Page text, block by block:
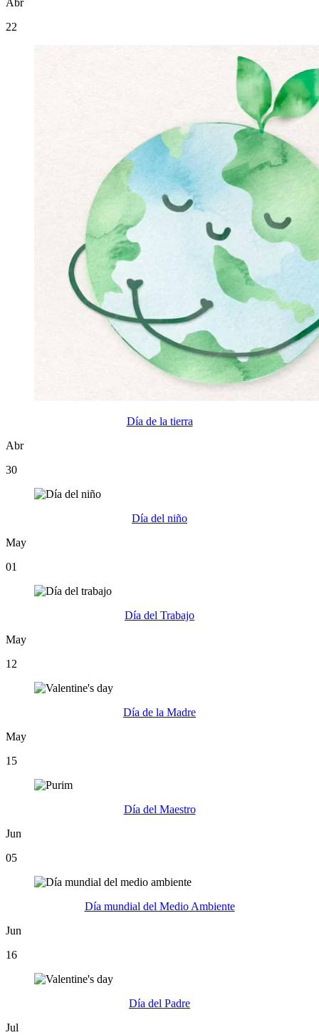
Abr
22
Día de la tierra
Abr
30
Día del niño
May
01
Día del Trabajo
May
12
Día de la Madre
May
15
Día del Maestro
Jun
05
Día mundial del Medio Ambiente
Jun
16
Día del Padre
Jul